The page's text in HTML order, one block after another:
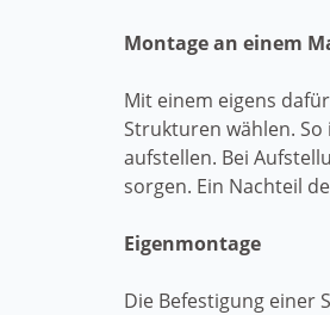
Montage an einem
Mit einem eigens
Strukturen wählen.
aufstellen. Bei
sorgen. Ein Nachteil
Eigenmontage
Die Befestigung einer